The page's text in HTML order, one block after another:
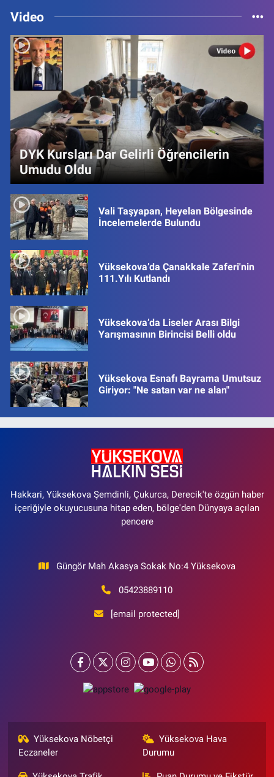
Video
DYK Kursları Dar Gelirli Öğrencilerin
Umudu Oldu
Vali Taşyapan, Heyelan Bölgesinde
İncelemelerde Bulundu
Yüksekova’da Çanakkale Zaferi'nin
111.Yılı Kutlandı
Yüksekova’da Liseler Arası Bilgi
Yarışmasının Birincisi Belli oldu
Yüksekova Esnafı Bayrama Umutsuz
Giriyor: "Ne satan var ne alan"
Hakkari, Yüksekova Şemdinli, Çukurca, Derecik'te özgün haber
içeriğiyle okuyucusuna hitap eden, bölge'den Dünyaya açılan
pencere
Güngör Mah Akasya Sokak No:4 Yüksekova
05423889110
[email protected]
Yüksekova Nöbetçi
Eczaneler
Yüksekova Hava
Durumu